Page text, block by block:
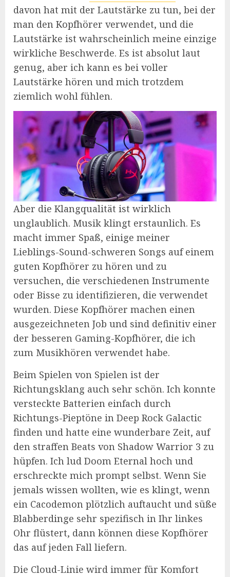
davon hat mit der Lautstärke zu tun, bei der
man den Kopfhörer verwendet, und die
Lautstärke ist wahrscheinlich meine einzige
wirkliche Beschwerde. Es ist absolut laut
genug, aber ich kann es bei voller
Lautstärke hören und mich trotzdem
ziemlich wohl fühlen.
Aber die Klangqualität ist wirklich
unglaublich. Musik klingt erstaunlich. Es
macht immer Spaß, einige meiner
Lieblings-Sound-schweren Songs auf einem
guten Kopfhörer zu hören und zu
versuchen, die verschiedenen Instrumente
oder Bisse zu identifizieren, die verwendet
wurden. Diese Kopfhörer machen einen
ausgezeichneten Job und sind definitiv einer
der besseren Gaming-Kopfhörer, die ich
zum Musikhören verwendet habe.
Beim Spielen von Spielen ist der
Richtungsklang auch sehr schön. Ich konnte
versteckte Batterien einfach durch
Richtungs-Pieptöne in Deep Rock Galactic
finden und hatte eine wunderbare Zeit, auf
den straffen Beats von Shadow Warrior 3 zu
hüpfen. Ich lud Doom Eternal hoch und
erschreckte mich prompt selbst. Wenn Sie
jemals wissen wollten, wie es klingt, wenn
ein Cacodemon plötzlich auftaucht und süße
Blabberdinge sehr spezifisch in Ihr linkes
Ohr flüstert, dann können diese Kopfhörer
das auf jeden Fall liefern.
Die Cloud-Linie wird immer für Komfort